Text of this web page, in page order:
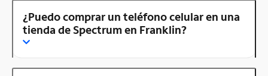
¿Puedo comprar un teléfono celular en una
tienda de Spectrum en Franklin?